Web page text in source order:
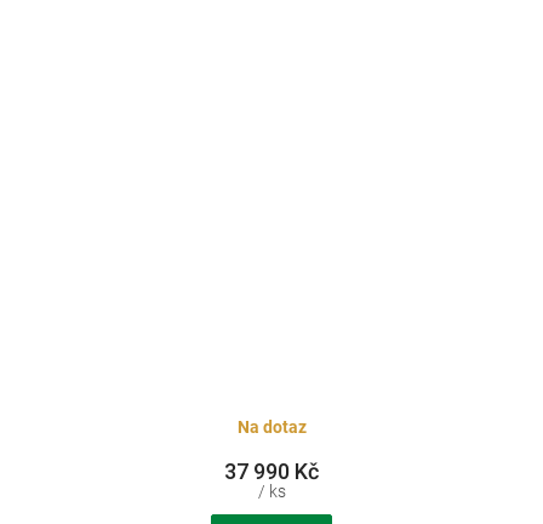
Na dotaz
37 990 Kč
/ ks